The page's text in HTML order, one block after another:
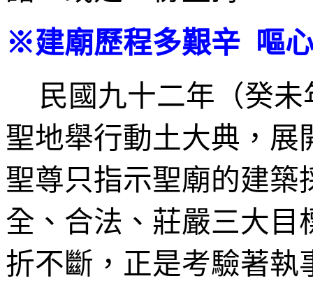
※建廟歷程多艱辛 嘔
民國九十二年（癸
聖地舉行動土大典，
聖尊只指示聖廟的建築
全、合法、莊嚴三大目
折不斷，正是考驗著執